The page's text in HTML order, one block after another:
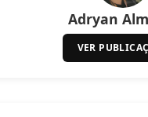
Adryan
VER